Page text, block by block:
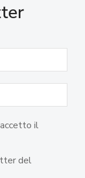
il
del